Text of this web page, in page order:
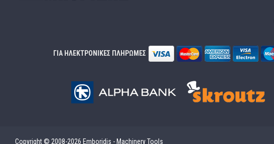
ΓΙΑ ΗΛΕΚΤΡΟΝΙΚΕΣ ΠΛΗΡΩΜΕΣ
Copyright © 2008-2026 Emboridis - Machinery Tools